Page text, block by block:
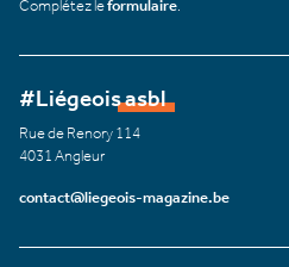
Complétez leformulaire
#Liégeois asbl
Rue de Renory 114
4031 Angleur
contact@liegeois-magazine.be